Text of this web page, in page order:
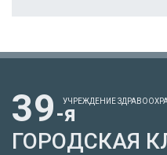
39-я
УЧРЕЖДЕНИЕ
ГОРОДСКАЯ